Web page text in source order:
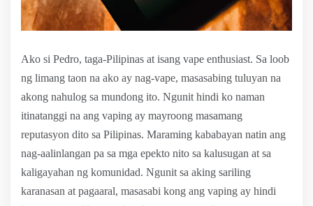
Ako si Pedro, taga-Pilipinas at isang vape enthusiast. Sa loob
ng limang taon na ako ay nag-vape, masasabing tuluyan na
akong nahulog sa mundong ito. Ngunit hindi ko naman
itinatanggi na ang vaping ay mayroong masamang
reputasyon dito sa Pilipinas. Maraming kababayan natin ang
nag-aalinlangan pa sa mga epekto nito sa kalusugan at sa
kaligayahan ng komunidad. Ngunit sa aking sariling
karanasan at pagaaral, masasabi kong ang vaping ay hindi